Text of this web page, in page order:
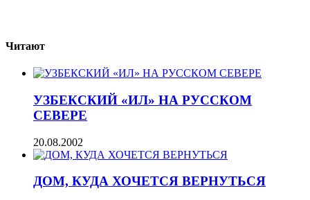
Читают
УЗБЕКСКИЙ «ИЛ» НА РУССКОМ
СЕВЕРЕ
20.08.2002
ДОМ, КУДА ХОЧЕТСЯ ВЕРНУТЬСЯ